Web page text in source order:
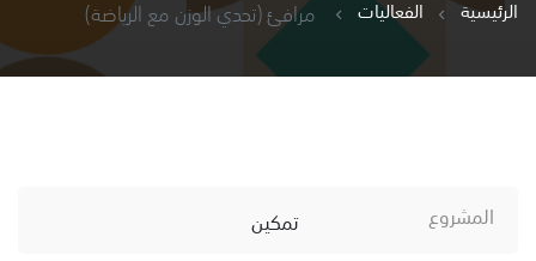
الرئيسية
الفعاليات مرافئ (تحدي الوزن مع الرياضة)
المشروع
تمكين